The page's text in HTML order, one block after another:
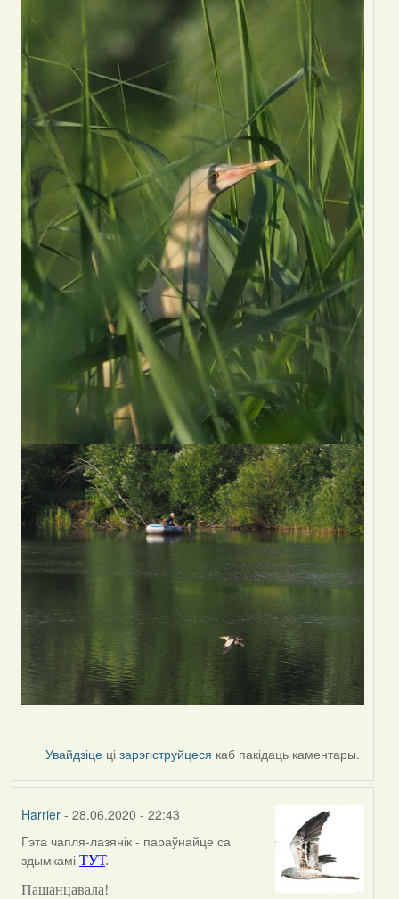
Увайдзіце цізарэгіструйцеся каб пакідаць каментары.
Harrier- 28.06.2020 - 22:43
In
reply
to
Гэта чапля-лазянік - параўнайце са
здымкамі ТУТ.
Пашанцавала!